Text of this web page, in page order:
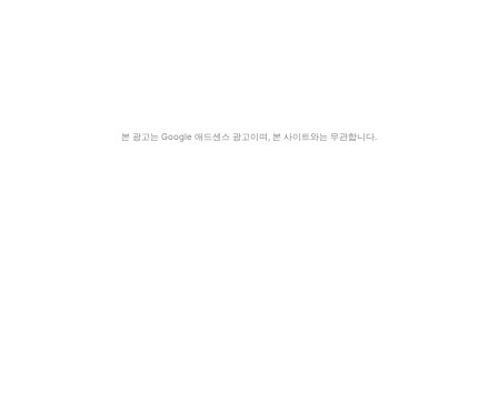
본 광고는 Google 애드센스 광고이며, 본 사이트와는 무관합니다.